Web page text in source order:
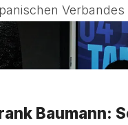
Baumann: